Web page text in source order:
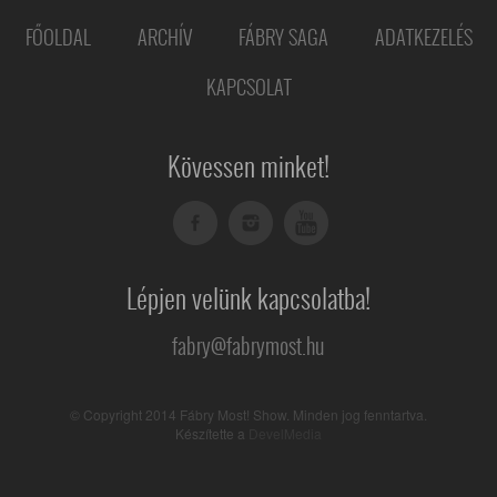
FŐOLDAL ARCHÍV FÁBRY SAGA
ADATKEZELÉS
KAPCSOLAT
Kövessen minket!
Lépjen velünk kapcsolatba!
fabry@fabrymost.hu
© Copyright 2014 Fábry Most! Show. Minden jog fenntartva.
Készítette a